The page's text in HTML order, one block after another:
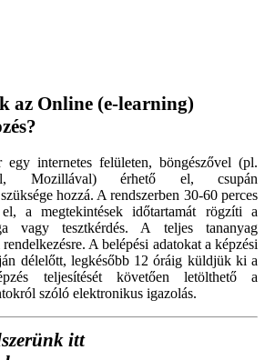
az Online (e-learning)
egy internetes felületen, böngészővel (pl.
Mozillával) érhető el, csupán
hozzá. A rendszerben 30-60 perces
a megtekintések időtartamát rögzíti a
vagy tesztkérdés. A teljes tananyag
A belépési adatokat a képzési
délelőtt, legkésőbb 12 óráig küldjük ki a
teljesítését követően letölthető a
szóló elektronikus igazolás.
itt